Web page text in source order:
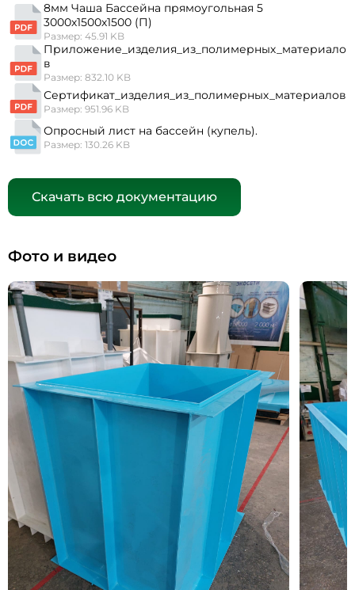
8мм Чаша Бассейна прямоугольная 5
3000х1500х1500 (П)
Размер: 45.91 KB
Приложение_изделия_из_полимерных_материало
в
Размер: 832.10 KB
Сертификат_изделия_из_полимерных_материалов
Размер: 951.96 KB
Опросный лист на бассейн (купель).
Размер: 130.26 KB
Скачать всю документацию
Фото и видео